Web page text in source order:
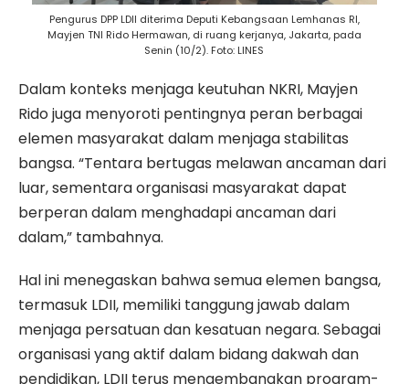
Pengurus DPP LDII diterima Deputi Kebangsaan Lemhanas RI,
Mayjen TNI Rido Hermawan, di ruang kerjanya, Jakarta, pada
Senin (10/2). Foto: LINES
Dalam konteks menjaga keutuhan NKRI, Mayjen
Rido juga menyoroti pentingnya peran berbagai
elemen masyarakat dalam menjaga stabilitas
bangsa. “Tentara bertugas melawan ancaman dari
luar, sementara organisasi masyarakat dapat
berperan dalam menghadapi ancaman dari
dalam,” tambahnya.
Hal ini menegaskan bahwa semua elemen bangsa,
termasuk LDII, memiliki tanggung jawab dalam
menjaga persatuan dan kesatuan negara. Sebagai
organisasi yang aktif dalam bidang dakwah dan
pendidikan, LDII terus mengembangkan program-